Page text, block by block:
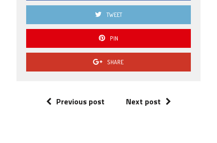
TWEET
PIN
SHARE
Previous post Next post